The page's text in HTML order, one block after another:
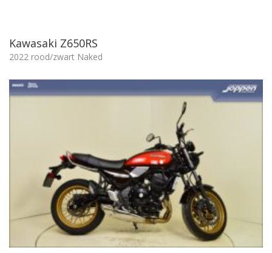
Kawasaki Z650RS
2022 rood/zwart Naked